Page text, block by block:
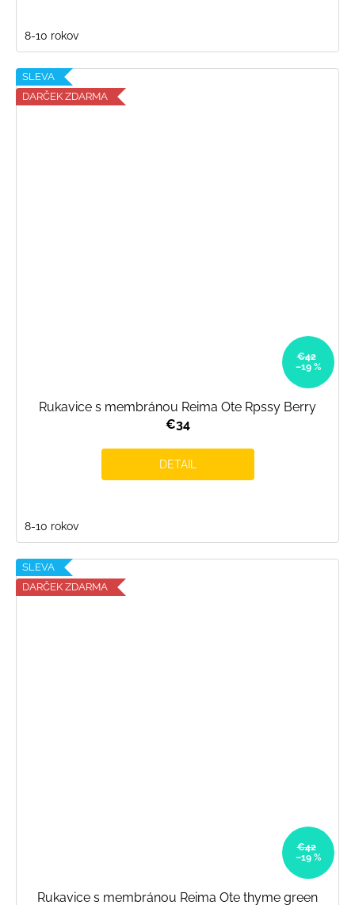
8-10 rokov
SLEVA
DARČEK ZDARMA
€42
–19 %
Rukavice s membránou Reima Ote Rpssy Berry
€34
DETAIL
8-10 rokov
SLEVA
DARČEK ZDARMA
€42
–19 %
Rukavice s membránou Reima Ote thyme green